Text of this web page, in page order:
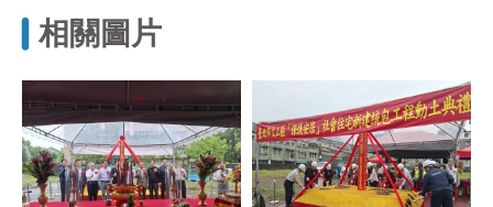
文
文
化
資
產
臺
相關圖片